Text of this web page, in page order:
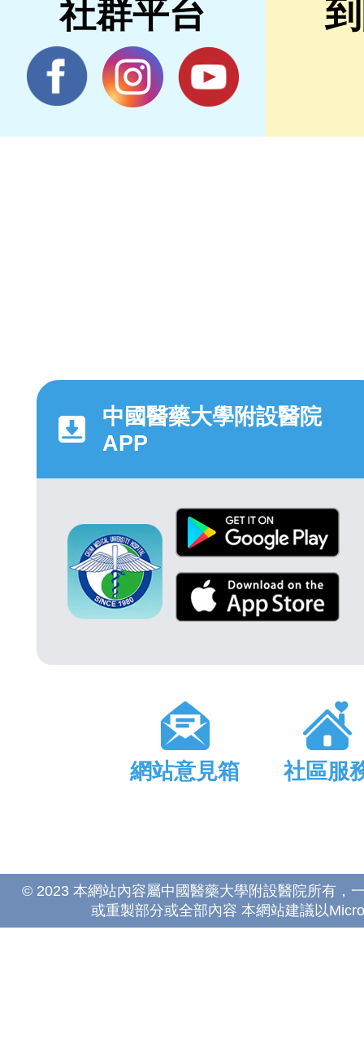
社群平台
中國醫藥大學附設醫院
APP
網站意見箱 社區服
© 2023 本網站內容屬中國醫藥大學附設醫院所有，
或重製部分或全部內容 本網站建議以